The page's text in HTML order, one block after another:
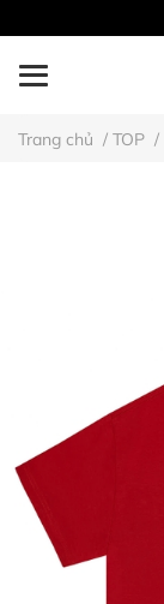
Trang chủ / TOP /